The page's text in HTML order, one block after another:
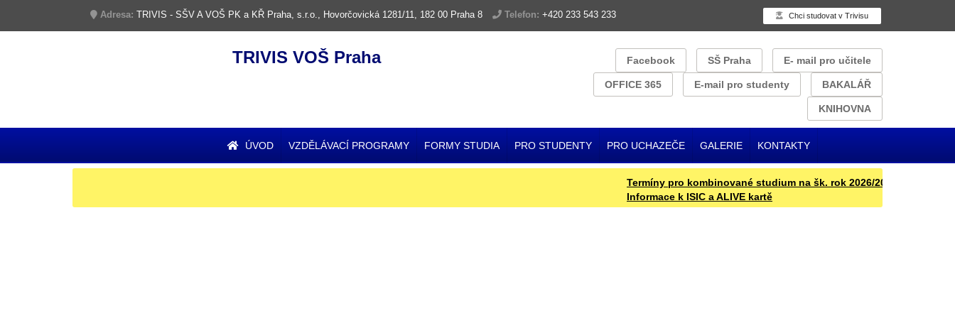
Adresa: TRIVIS - SŠV A VOŠ PK a KŘ Praha, s.r.o., Hovorčovická 1281/11, 182 00 Praha 8 Telefon: +420 233 543 233 Chci studovat v Trivisu
TRIVIS VOŠ Praha Facebook SŠ Praha E- mail pro učitele
OFFICE 365 E-mail pro studenty BAKALÁŘ
KNIHOVNA
ÚVOD VZDĚLÁVACÍ PROGRAMY FORMY STUDIA PRO STUDENTY PRO UCHAZEČE GALERIE KONTAKTY
Termíny pro kombinované studium na šk. rok 2026/2027
Přijímací řízení
Informace k ISIC a ALIVE kartě